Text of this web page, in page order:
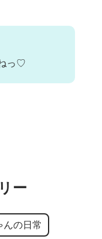
っ♡
ー
んの日常